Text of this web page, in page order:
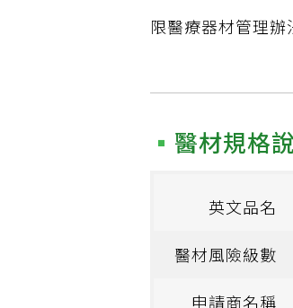
限醫療器材管理
醫材規格
英文品名
醫材風險級數
申請商名稱